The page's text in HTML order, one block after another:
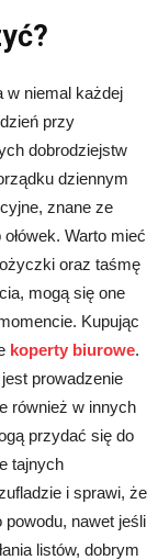
w niemal każdej
przy
dobrodziejstw
dziennym
znane ze
Warto mieć
oraz taśmę
mogą się one
Kupując
koperty biurowe.
prowadzenie
również w innych
przydać się do
tajnych
i sprawi, że
nawet jeśli
listów, dobrym